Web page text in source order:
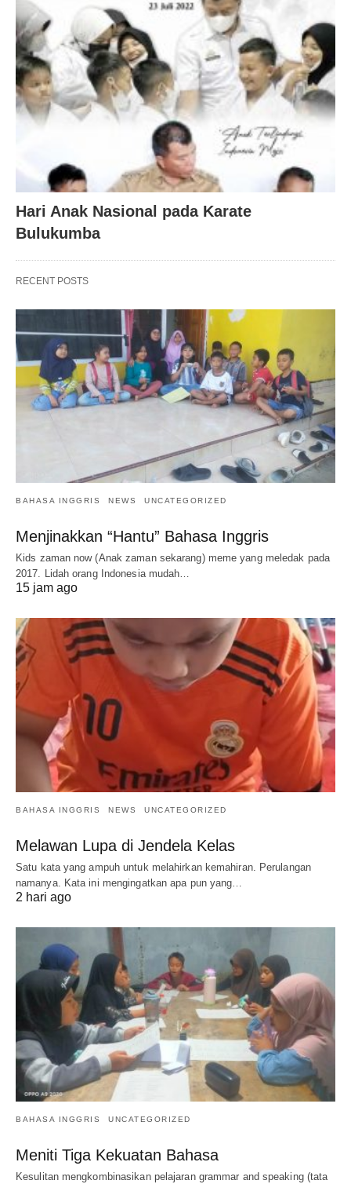
Hari Anak Nasional pada Karate
Bulukumba
RECENT POSTS
BAHASA INGGRIS NEWS UNCATEGORIZED
Menjinakkan “Hantu” Bahasa Inggris
Kids zaman now (Anak zaman sekarang) meme yang meledak pada
2017. Lidah orang Indonesia mudah…
15 jam ago
BAHASA INGGRIS NEWS UNCATEGORIZED
Melawan Lupa di Jendela Kelas
Satu kata yang ampuh untuk melahirkan kemahiran. Perulangan
namanya. Kata ini mengingatkan apa pun yang…
2 hari ago
BAHASA INGGRIS UNCATEGORIZED
Meniti Tiga Kekuatan Bahasa
Kesulitan mengkombinasikan pelajaran grammar and speaking (tata